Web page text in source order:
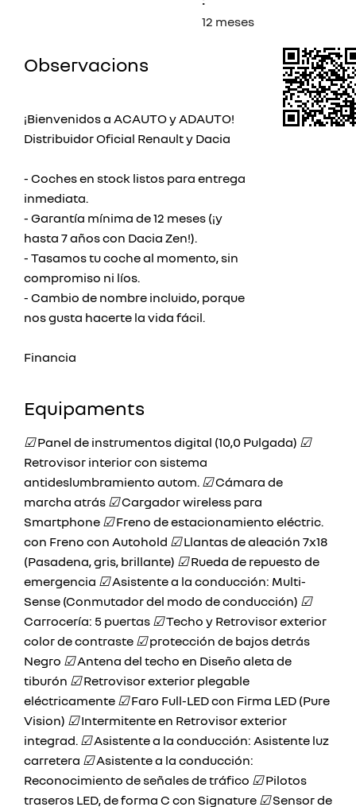
12 meses
Observacions
¡Bienvenidos a ACAUTO y ADAUTO!
Distribuidor Oficial Renault y Dacia
- Coches en stock listos para entrega
inmediata.
- Garantía mínima de 12 meses (¡y
hasta 7 años con Dacia Zen!).
- Tasamos tu coche al momento, sin
compromiso ni líos.
- Cambio de nombre incluido, porque
nos gusta hacerte la vida fácil.
Financia
Equipaments
☑Panel de instrumentos digital (10,0 Pulgada) ☑
Retrovisor interior con sistema
antideslumbramiento autom. ☑Cámara de
marcha atrás ☑Cargador wireless para
Smartphone ☑Freno de estacionamiento eléctric.
con Freno con Autohold ☑Llantas de aleación 7x18
(Pasadena, gris, brillante) ☑Rueda de repuesto de
emergencia ☑Asistente a la conducción: Multi-
Sense (Conmutador del modo de conducción) ☑
Carrocería: 5 puertas ☑Techo y Retrovisor exterior
color de contraste ☑protección de bajos detrás
Negro ☑Antena del techo en Diseño aleta de
tiburón ☑Retrovisor exterior plegable
eléctricamente ☑Faro Full-LED con Firma LED (Pure
Vision) ☑Intermitente en Retrovisor exterior
integrad. ☑Asistente a la conducción: Asistente luz
carretera ☑Asistente a la conducción:
Reconocimiento de señales de tráfico ☑Pilotos
traseros LED, de forma C con Signature ☑Sensor de